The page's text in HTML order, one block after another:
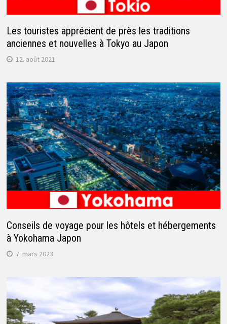
Les touristes apprécient de près les traditions
anciennes et nouvelles à Tokyo au Japon
12. août 2021
Conseils de voyage pour les hôtels et hébergements
à Yokohama Japon
7. mars 2023